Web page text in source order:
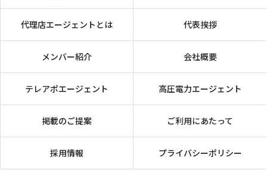
代理店エージェントとは 代表挨拶
メンバー紹介 会社概要
テレアポエージェント 高圧電力エージェント
掲載のご提案 ご利用にあたって
採用情報 プライバシーポリシー